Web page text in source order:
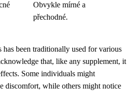
Obvykle mírné a
přechodné.
been traditionally used for various
that, like any supplement, it
Some individuals might
discomfort, while others might notice